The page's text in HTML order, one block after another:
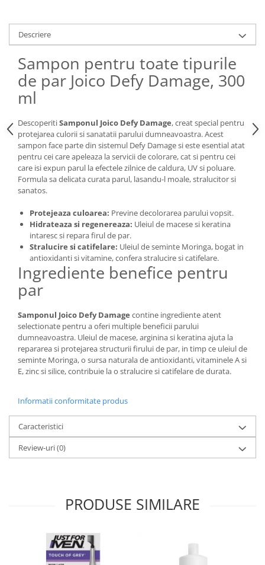
Descriere
Sampon pentru toate tipurile
de par Joico Defy Damage, 300
ml
DescoperitiSamponul Joico Defy Damage, creat special pentru
protejarea culorii si sanatatii parului dumneavoastra. Acest
sampon face parte din sistemul Defy Damage si este esential atat
pentru cei care apeleaza la servicii de colorare, cat si pentru cei
care isi expun parul la efectele zilnice de caldura, UV si poluare.
Formula sa delicata curata parul, lasandu-l moale, stralucitor si
sanatos.
Protejeaza culoarea: Previne decolorarea parului vopsit.
Hidrateaza si regenereaza: Uleiul de macese si keratina
intaresc si repara firul de par.
Stralucire si catifelare: Uleiul de seminte Moringa, bogat in
antioxidanti si vitamine, confera stralucire si catifelare.
Ingrediente benefice pentru
par
Samponul Joico Defy Damage contine ingrediente atent
selectionate pentru a oferi multiple beneficii parului
dumneavoastra. Uleiul de macese, arginina si keratina ajuta la
repararea si protejarea structurii firului de par, in timp ce uleiul de
seminte Moringa, o sursa naturala de antioxidanti, vitaminele A si
E, zinc si silice, contribuie la o stralucire si catifelare de durata.
Informatii conformitate produs
Caracteristici
Review-uri(0)
PRODUSE SIMILARE